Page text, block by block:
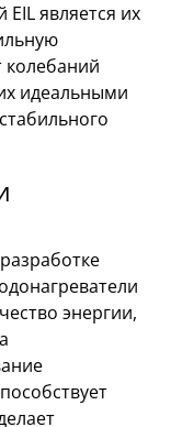
является их
колебаний
идеальными
энергии,